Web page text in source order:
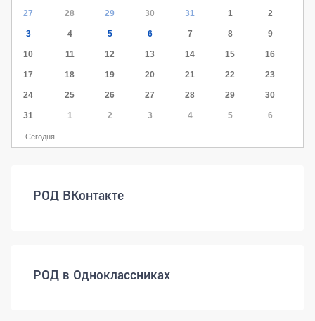
27 28 29 30 31 1 2
3 4 5 6 7 8 9
10 11 12 13 14 15 16
17 18 19 20 21 22 23
24 25 26 27 28 29 30
31 1 2 3 4 5 6
Сегодня
РОД ВКонтакте
РОД в Одноклассниках